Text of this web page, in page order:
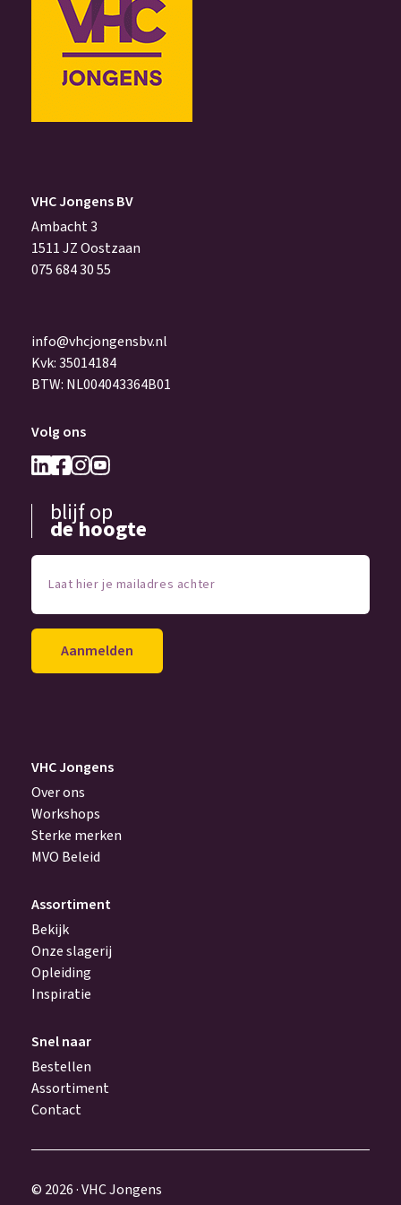
VHC Jongens BV
Ambacht 3
1511 JZ Oostzaan
075 684 30 55
info@vhcjongensbv.nl
Kvk: 35014184
BTW: NL004043364B01
Volg ons
blijf op
de hoogte
je
achter
VHC Jongens
Over ons
Workshops
Sterke merken
MVO Beleid
Assortiment
Bekijk
Onze slagerij
Opleiding
Inspiratie
Snel naar
Bestellen
Assortiment
Contact
© 2026 · VHC Jongens